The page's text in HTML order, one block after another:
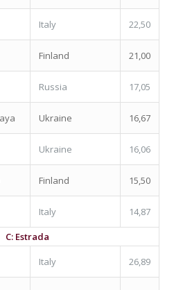
Italy 22,50
Finland 21,00
Russia 17,05
Ukraine 16,67
Ukraine 16,06
Finland 15,50
Italy
14,87
C: Estrada
Italy 26,89